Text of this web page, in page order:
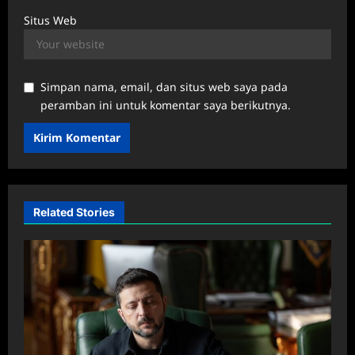
Situs Web
Simpan nama, email, dan situs web saya pada
peramban ini untuk komentar saya berikutnya.
Related Stories